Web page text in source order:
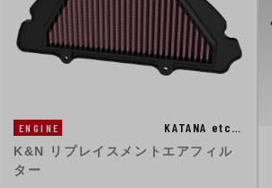
ENGINE KATANA etc…
K&N リプレイスメントエアフィル
ター